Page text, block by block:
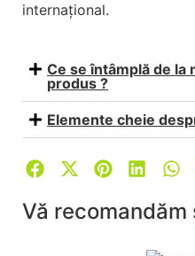
internațional.
Ce se întâmplă de la
produs ?
Elemente cheie
Vă recomandăm